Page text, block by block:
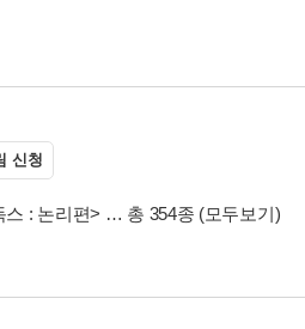
신청
스 : 논리편> … 총 354종 (모두보기)